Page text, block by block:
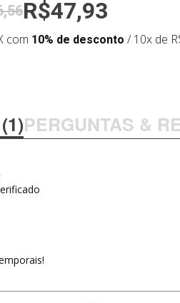
R$47,93
com 10% de desconto / 10x de
PERGUNTAS &